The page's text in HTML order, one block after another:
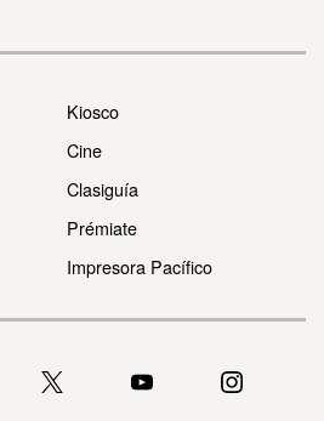
Kiosco
Cine
Clasiguía
Prémiate
Impresora Pacífico